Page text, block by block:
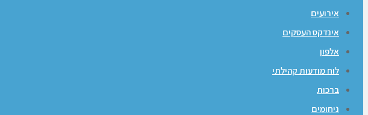
אירועים
אינדקס העסקים
אלפון
לוח מודעות קהילתי
ברכות
ניחומים